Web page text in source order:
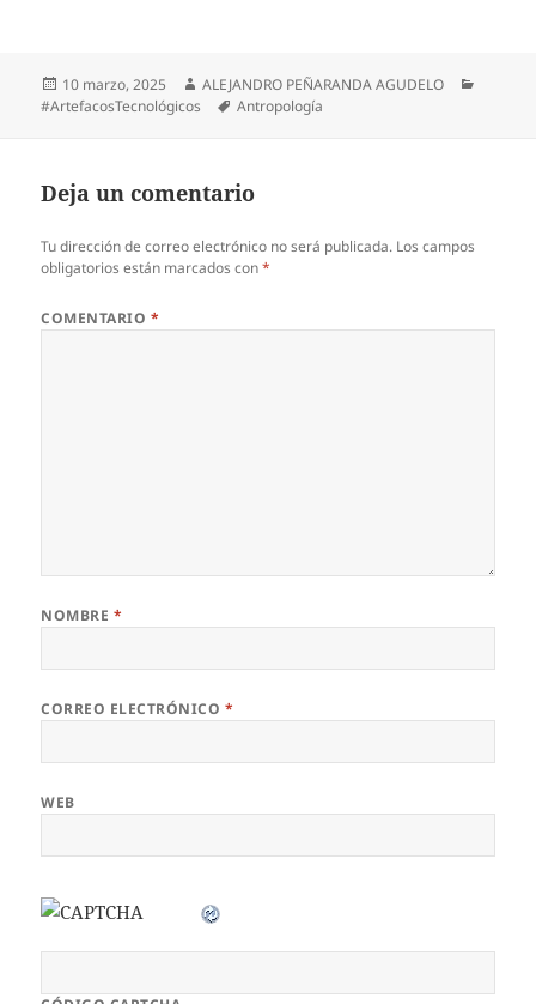
10 marzo, 2025
ALEJANDRO PEÑARANDA AGUDELO
#ArtefacosTecnológicos
Antropología
Deja un comentario
Tu dirección de correo electrónico no será publicada. Los campos
obligatorios están marcados con*
COMENTARIO *
NOMBRE *
CORREO ELECTRÓNICO *
WEB